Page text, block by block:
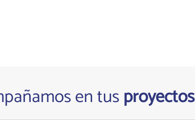
en tusproyectos